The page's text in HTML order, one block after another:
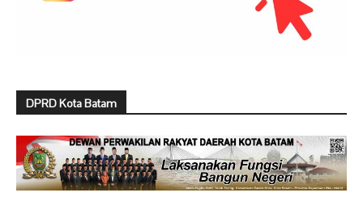
DPRD Kota Batam